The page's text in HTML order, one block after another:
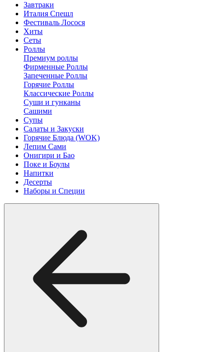
Завтраки
Италия Спешл
Фестиваль Лосося
Хиты
Сеты
Роллы
Премиум роллы
Фирменные Роллы
Запеченные Роллы
Горячие Роллы
Классические Роллы
Суши и гунканы
Сашими
Супы
Салаты и Закуски
Горячие Блюда (WOK)
Лепим Сами
Онигири и Бао
Поке и Боулы
Напитки
Десерты
Наборы и Специи